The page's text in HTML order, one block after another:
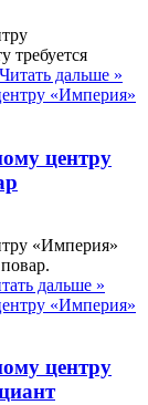
требуется
Читать дальше »
центру
«Империя»
дальше »
центру